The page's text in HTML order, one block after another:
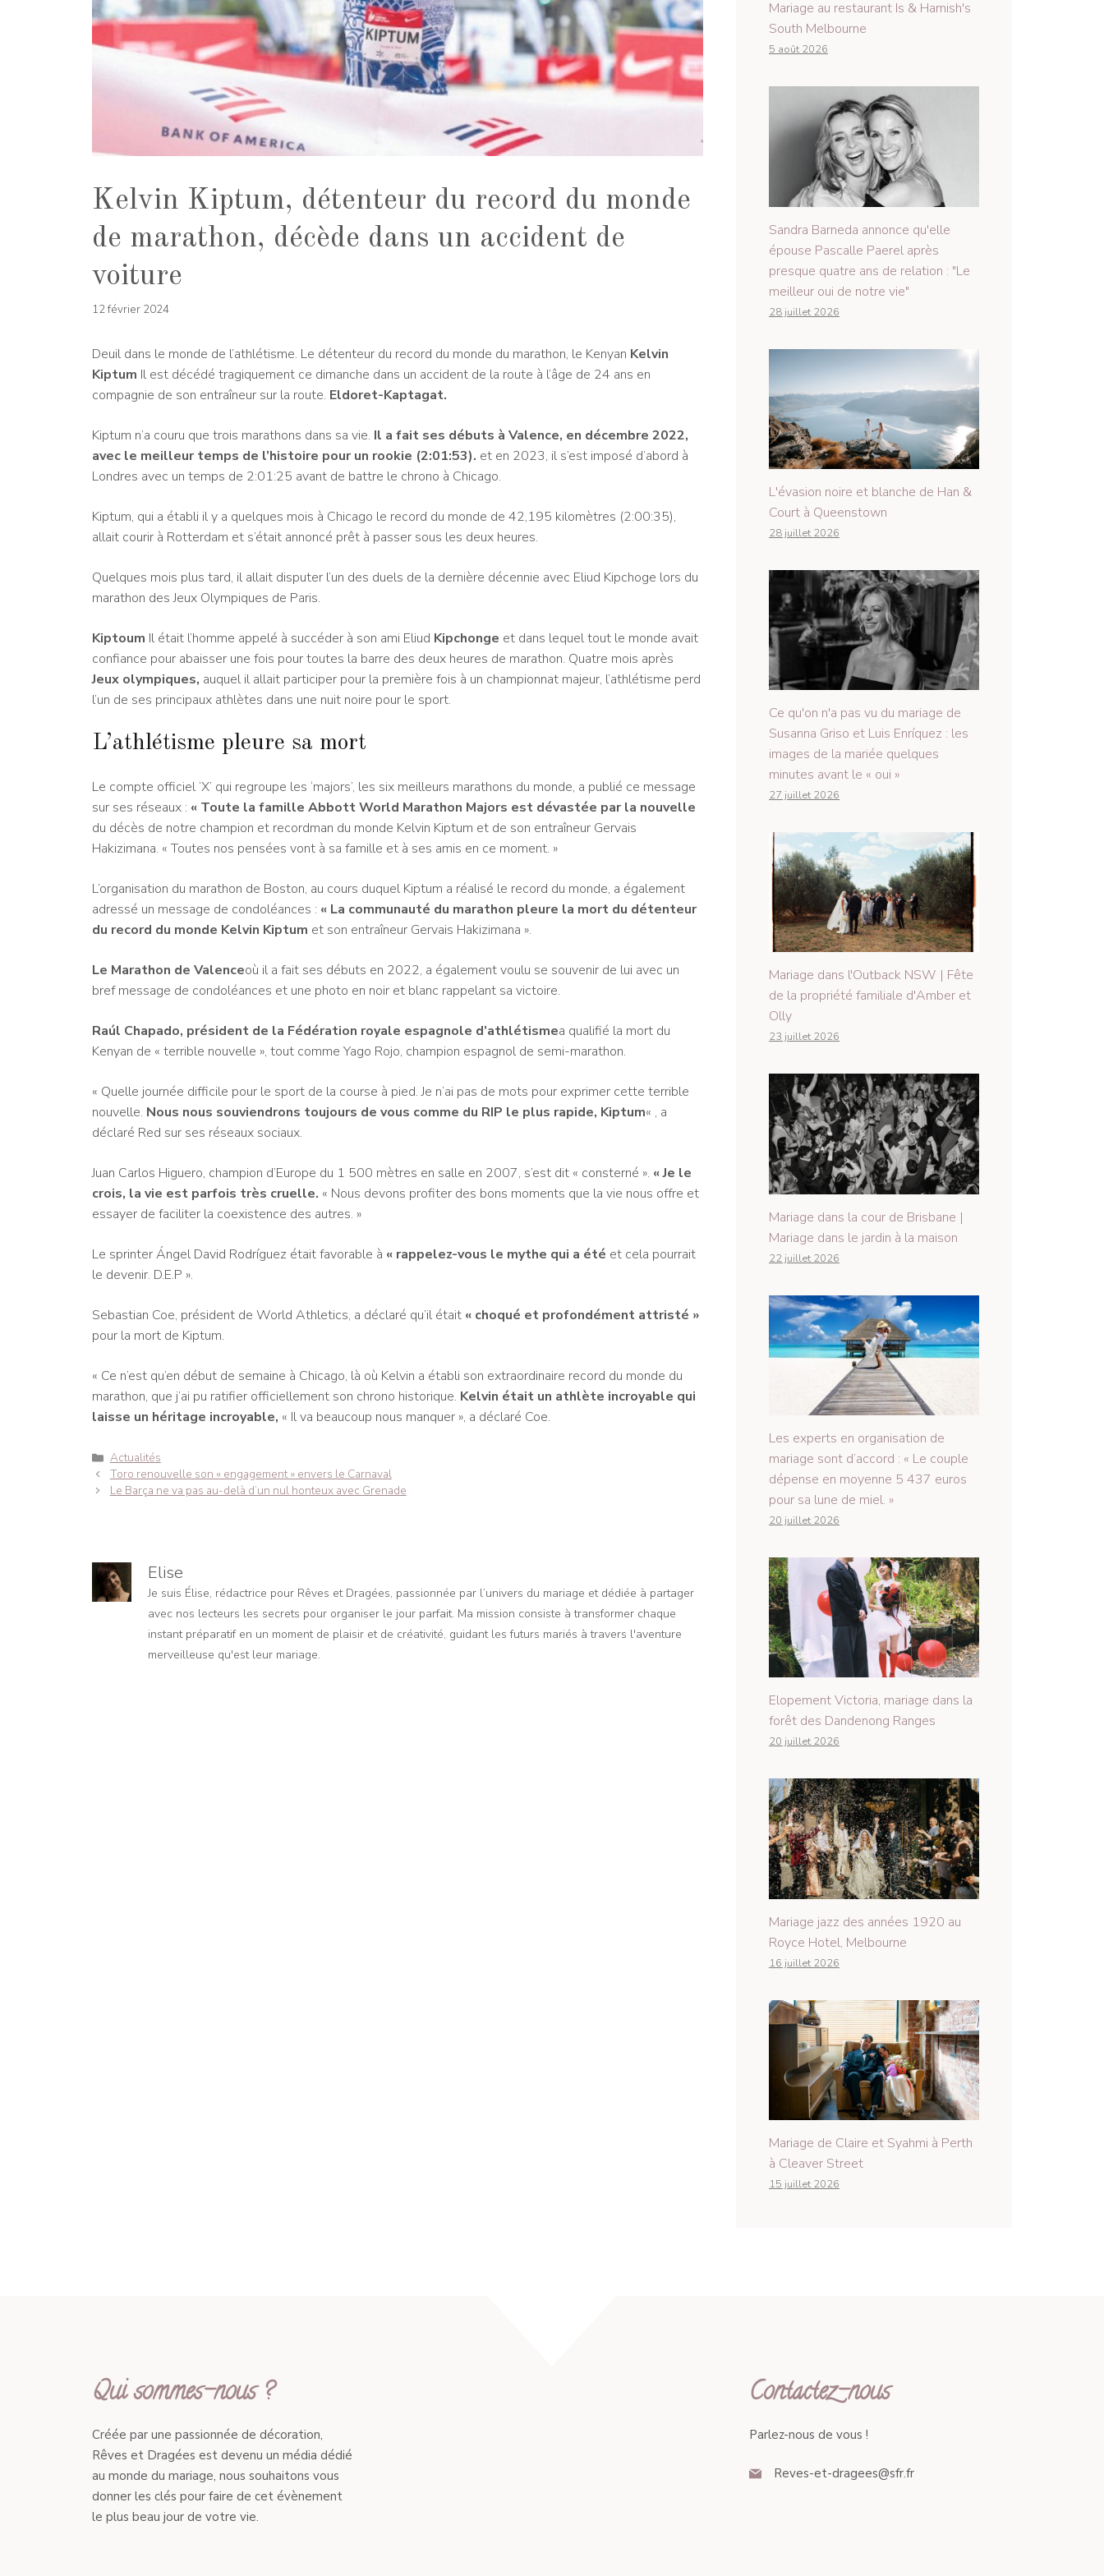
Kelvin Kiptum, détenteur du record du monde
de marathon, décède dans un accident de
voiture
12 février 2024
Deuil dans le monde de l’athlétisme. Le détenteur du record du monde du marathon, le Kenyan Kelvin
Kiptum Il est décédé tragiquement ce dimanche dans un accident de la route à l’âge de 24 ans en
compagnie de son entraîneur sur la route. Eldoret-Kaptagat.
Kiptum n’a couru que trois marathons dans sa vie. Il a fait ses débuts à Valence, en décembre 2022,
avec le meilleur temps de l’histoire pour un rookie (2:01:53). et en 2023, il s’est imposé d’abord à
Londres avec un temps de 2:01:25 avant de battre le chrono à Chicago.
Kiptum, qui a établi il y a quelques mois à Chicago le record du monde de 42,195 kilomètres (2:00:35),
allait courir à Rotterdam et s’était annoncé prêt à passer sous les deux heures.
Quelques mois plus tard, il allait disputer l’un des duels de la dernière décennie avec Eliud Kipchoge lors du
marathon des Jeux Olympiques de Paris.
Kiptoum Il était l’homme appelé à succéder à son ami Eliud Kipchonge et dans lequel tout le monde avait
confiance pour abaisser une fois pour toutes la barre des deux heures de marathon. Quatre mois après
Jeux olympiques, auquel il allait participer pour la première fois à un championnat majeur, l’athlétisme perd
l’un de ses principaux athlètes dans une nuit noire pour le sport.
L’athlétisme pleure sa mort
Le compte officiel ‘X’ qui regroupe les ‘majors’, les six meilleurs marathons du monde, a publié ce message
sur ses réseaux : « Toute la famille Abbott World Marathon Majors est dévastée par la nouvelle
du décès de notre champion et recordman du monde Kelvin Kiptum et de son entraîneur Gervais
Hakizimana. « Toutes nos pensées vont à sa famille et à ses amis en ce moment. »
L’organisation du marathon de Boston, au cours duquel Kiptum a réalisé le record du monde, a également
adressé un message de condoléances : « La communauté du marathon pleure la mort du détenteur
du record du monde Kelvin Kiptum et son entraîneur Gervais Hakizimana ».
Le Marathon de Valenceoù il a fait ses débuts en 2022, a également voulu se souvenir de lui avec un
bref message de condoléances et une photo en noir et blanc rappelant sa victoire.
Raúl Chapado, président de la Fédération royale espagnole d’athlétismea qualifié la mort du
Kenyan de « terrible nouvelle », tout comme Yago Rojo, champion espagnol de semi-marathon.
« Quelle journée difficile pour le sport de la course à pied. Je n’ai pas de mots pour exprimer cette terrible
nouvelle. Nous nous souviendrons toujours de vous comme du RIP le plus rapide, Kiptum« , a
déclaré Red sur ses réseaux sociaux.
Juan Carlos Higuero, champion d’Europe du 1 500 mètres en salle en 2007, s’est dit « consterné ». « Je le
crois, la vie est parfois très cruelle. « Nous devons profiter des bons moments que la vie nous offre et
essayer de faciliter la coexistence des autres. »
Le sprinter Ángel David Rodríguez était favorable à « rappelez-vous le mythe qui a été et cela pourrait
le devenir. D.E.P ».
Sebastian Coe, président de World Athletics, a déclaré qu’il était « choqué et profondément attristé »
pour la mort de Kiptum.
« Ce n’est qu’en début de semaine à Chicago, là où Kelvin a établi son extraordinaire record du monde du
marathon, que j’ai pu ratifier officiellement son chrono historique. Kelvin était un athlète incroyable qui
laisse un héritage incroyable, « Il va beaucoup nous manquer », a déclaré Coe.
Catégories
Actualités
Navigation
des
Toro renouvelle son « engagement » envers le Carnaval
Le Barça ne va pas au-delà d’un nul honteux avec Grenade
Elise
Je suis Élise, rédactrice pour Rêves et Dragées, passionnée par l’univers du mariage et dédiée à partager
avec nos lecteurs les secrets pour organiser le jour parfait. Ma mission consiste à transformer chaque
instant préparatif en un moment de plaisir et de créativité, guidant les futurs mariés à travers l'aventure
merveilleuse qu'est leur mariage.
Mariage au restaurant Is & Hamish's
South Melbourne
5 août 2026
Sandra Barneda annonce qu'elle
épouse Pascalle Paerel après
presque quatre ans de relation : "Le
meilleur oui de notre vie"
28 juillet 2026
L'évasion noire et blanche de Han &
Court à Queenstown
28 juillet 2026
Ce qu'on n'a pas vu du mariage de
Susanna Griso et Luis Enríquez : les
images de la mariée quelques
minutes avant le « oui »
27 juillet 2026
Mariage dans l'Outback NSW | Fête
de la propriété familiale d'Amber et
Olly
23 juillet 2026
Mariage dans la cour de Brisbane |
Mariage dans le jardin à la maison
22 juillet 2026
Les experts en organisation de
mariage sont d’accord : « Le couple
dépense en moyenne 5 437 euros
pour sa lune de miel. »
20 juillet 2026
Elopement Victoria, mariage dans la
forêt des Dandenong Ranges
20 juillet 2026
Mariage jazz des années 1920 au
Royce Hotel, Melbourne
16 juillet 2026
Mariage de Claire et Syahmi à Perth
à Cleaver Street
15 juillet 2026
Qui sommes-nous ?
Créée par une passionnée de décoration,
Rêves et Dragées est devenu un média dédié
au monde du mariage, nous souhaitons vous
donner les clés pour faire de cet évènement
le plus beau jour de votre vie.
Contactez-nous
Parlez-nous de vous !
Reves-et-dragees@sfr.fr